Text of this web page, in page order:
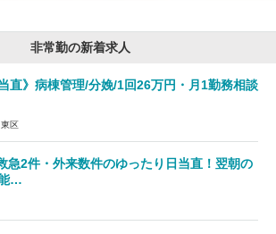
非常勤の新着求人
直》病棟管理/分娩/1回26万円・月1勤務相談
区
急2件・外来数件のゆったり日当直！翌朝の
…